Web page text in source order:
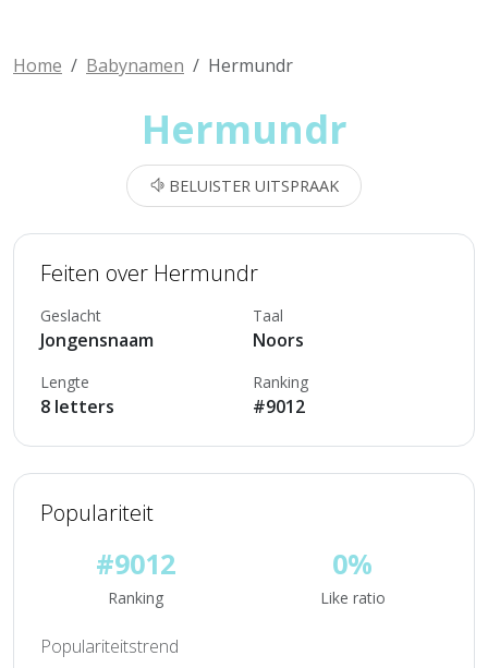
Home Babynamen Hermundr
Hermundr
BELUISTER UITSPRAAK
Feiten over Hermundr
Geslacht
Jongensnaam
Taal
Noors
Lengte
8 letters
Ranking
#9012
Populariteit
#9012
Ranking
0%
Like ratio
Populariteitstrend